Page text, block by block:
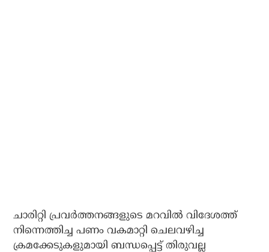
ചാരിറ്റി പ്രവര്‍ത്തനങ്ങളുടെ മറവില്‍ വിദേശത്ത്
നിന്നെത്തിച്ച പണം വകമാറ്റി ചെലവഴിച്ച
ക്രമക്കേടുകളുമായി ബന്ധപ്പെട്ട് തിരുവല്ല